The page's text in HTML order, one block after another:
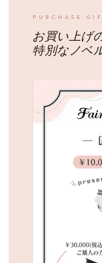
PURCHASE
お買い上げ
特別なノベ